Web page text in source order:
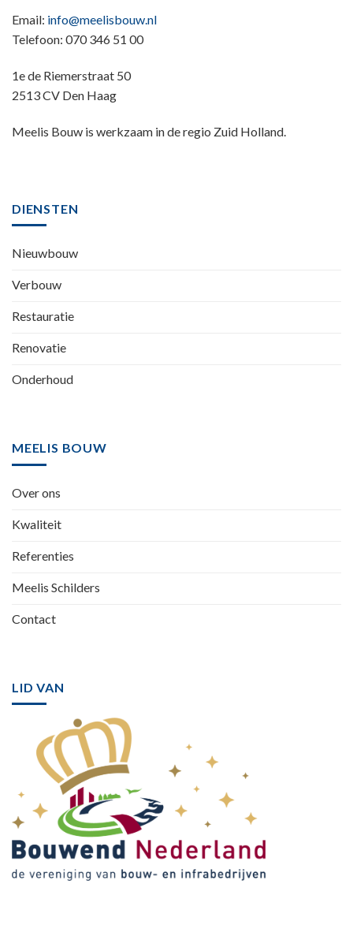
Email: info@meelisbouw.nl
Telefoon: 070 346 51 00
1e de Riemerstraat 50
2513 CV Den Haag
Meelis Bouw is werkzaam in de regio Zuid Holland.
DIENSTEN
Nieuwbouw
Verbouw
Restauratie
Renovatie
Onderhoud
MEELIS BOUW
Over ons
Kwaliteit
Referenties
Meelis Schilders
Contact
LID VAN